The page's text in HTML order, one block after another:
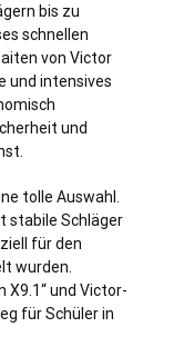
bis zu
schnellen
von Victor
und intensives
und
tolle Auswahl.
stabile Schläger
für den
wurden.
X9.1“ und Victor-
für Schüler in